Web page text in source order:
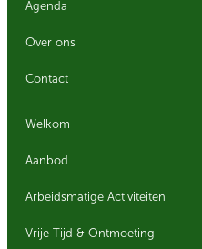
Agenda
Over ons
Contact
Welkom
Aanbod
Arbeidsmatige Activiteiten
Vrije Tijd & Ontmoeting